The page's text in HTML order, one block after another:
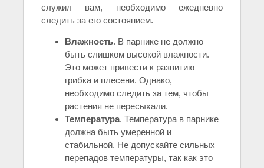
служил вам, необходимо ежедневно
следить за его состоянием.
Влажность. В парнике не должно
быть слишком высокой влажности.
Это может привести к развитию
грибка и плесени. Однако,
необходимо следить за тем, чтобы
растения не пересыхали.
Температура. Температура в парнике
должна быть умеренной и
стабильной. Не допускайте сильных
перепадов температуры, так как это